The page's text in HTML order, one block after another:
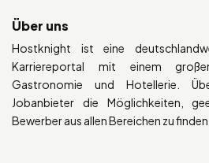
Über uns
Hostknight ist eine
Karriereportal mit einem
Gastronomie und Hotellerie.
Jobanbieter die Möglichkeiten,
Bewerber aus allen Bereichen zu finden.